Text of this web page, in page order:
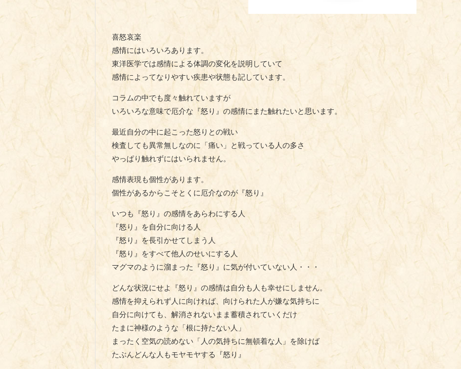
喜怒哀楽
感情にはいろいろあります。
東洋医学では感情による体調の変化を説明していて
感情によってなりやすい疾患や状態も記しています。
コラムの中でも度々触れていますが
いろいろな意味で厄介な『怒り』の感情にまた触れたいと思います。
最近自分の中に起こった怒りとの戦い
検査しても異常無しなのに「痛い」と戦っている人の多さ
やっぱり触れずにはいられません。
感情表現も個性があります。
個性があるからこそとくに厄介なのが『怒り』
いつも『怒り』の感情をあらわにする人
『怒り』を自分に向ける人
『怒り』を長引かせてしまう人
『怒り』をすべて他人のせいにする人
マグマのように溜まった『怒り』に気が付いていない人・・・
どんな状況にせよ『怒り』の感情は自分も人も幸せにしません。
感情を抑えられず人に向ければ、向けられた人が嫌な気持ちに
自分に向けても、解消されないまま蓄積されていくだけ
たまに神様のような「根に持たない人」
まったく空気の読めない「人の気持ちに無頓着な人」を除けば
たぶんどんな人もモヤモヤする『怒り』